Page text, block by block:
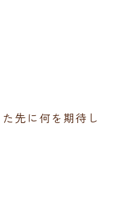
先に何を期待し